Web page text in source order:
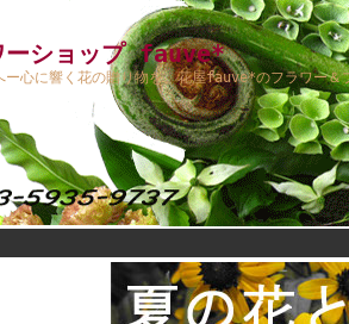
ーショップ fauve*
ー心に響く花の贈り物を。花屋fauve*のフラワー＆